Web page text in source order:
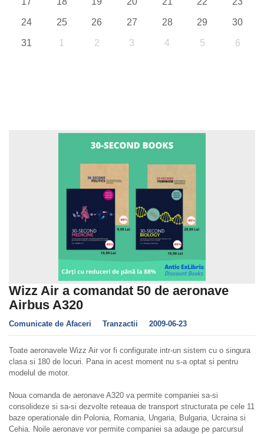
24 25 26 27 28 29 30
31 1 2 3 4 5 6
Wizz Air a comandat 50 de aeronave
Airbus A320
Comunicate de Afaceri Tranzactii 2009-06-23
Toate aeronavele Wizz Air vor fi configurate intr-un sistem cu o singura
clasa si 180 de locuri. Pana in acest moment nu s-a optat si pentru
modelul de motor.
Noua comanda de aeronave A320 va permite companiei sa-si
consolideze si sa-si dezvolte reteaua de transport structurata pe cele 11
baze operationale din Polonia, Romania, Ungaria, Bulgaria, Ucraina si
Cehia. Noile aeronave vor permite companiei sa adauge pe parcursul